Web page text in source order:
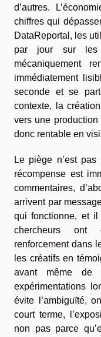
d’autres.
chiffres qui
DataReportal, les
par jour sur les
mécaniquement
immédiatement
seconde et se
contexte, la
vers une
donc rentable en
Le piège n’est
récompense est
commentaires,
arrivent par
qui fonctionne, et
chercheurs ont
renforcement dans
les créatifs en
avant même de
expérimentations
évite l’ambiguïté,
court terme,
non pas parce